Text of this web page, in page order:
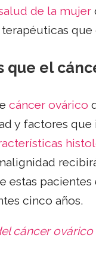
de la mujer
que el
cáncer ovárico
y factores
estas
cinco años.
cáncer ovárico